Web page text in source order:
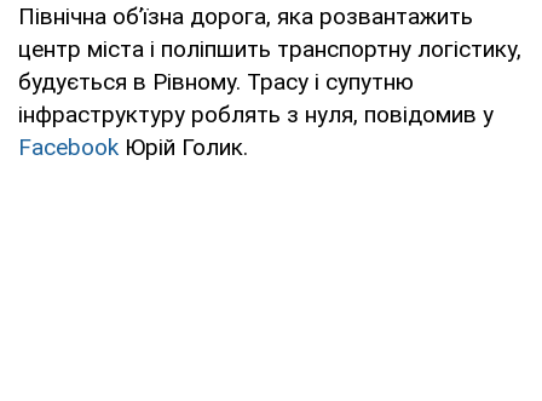
Північна об’їзна дорога, яка розвантажить
центр міста і поліпшить транспортну логістику,
будується в Рівному. Трасу і супутню
інфраструктуру роблять з нуля, повідомив у
Facebook Юрій Голик.